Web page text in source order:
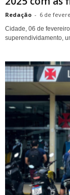
Redação - 6 de
Cidade, 06 de
superendividamento,